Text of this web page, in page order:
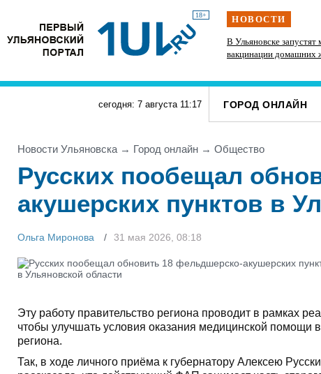
18+ НОВОСТИ
Техникумы и колледжи Ульяновской области
готовят к новому учебному году
В Ульяновске
вакцинации домашних
сегодня: 7 августа 11:17 ГОРОД ОНЛАЙН
Новости Ульяновска → Город онлайн → Общество
Русских пообещал
акушерских пунктов в
Ольга Миронова 31 мая 2026, 08:18
Эту работу правительство региона проводит в рамках
чтобы улучшать условия оказания медицинской помощи
региона.
Так, в ходе личного приёма к губернатору Алексею